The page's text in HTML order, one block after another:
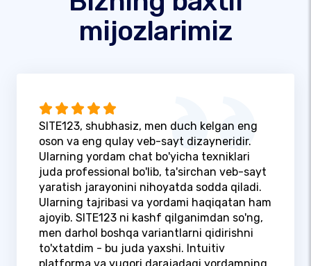
mijozlarimiz
SITE123, shubhasiz, men duch kelgan eng
oson va eng qulay veb-sayt dizayneridir.
Ularning yordam chat bo'yicha texniklari
juda professional bo'lib, ta'sirchan veb-sayt
yaratish jarayonini nihoyatda sodda qiladi.
Ularning tajribasi va yordami haqiqatan ham
ajoyib. SITE123 ni kashf qilganimdan so'ng,
men darhol boshqa variantlarni qidirishni
to'xtatdim - bu juda yaxshi. Intuitiv